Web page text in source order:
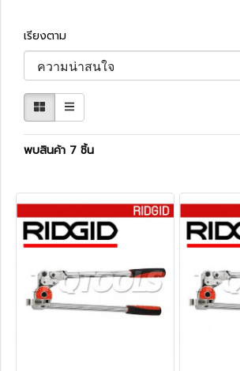
เรียงตาม
พบสินค้า 7 ชิ้น